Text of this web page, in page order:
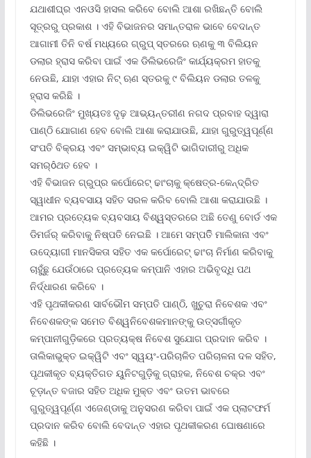
ଯଥାଶୀଘ୍ର ଏନଓସି ହାସଲ କରିବେ ବୋଲି ଆଶା ରଖିଛନ୍ତି ବୋଲି
ସୂତ୍ରରୁ ପ୍ରକାଶ । ଏହି ବିଭାଜନର ସମାନ୍ତରାଳ ଭାବେ ବେଦାନ୍ତ
ଆଗାମୀ ତିନି ବର୍ଷ ମଧ୍ୟରେ ଗ୍ରୁପ୍ ସ୍ତରରେ ଋଣକୁ ୩ ବିଲିୟନ
ଡଲାର ହ୍ରାସ କରିବା ପାଇଁ ଏକ ଡିଲିଭରେଜିଂ କାର୍ଯ୍ୟକ୍ରମ ହାତକୁ
ନେଉଛି, ଯାହା ଏହାର ନିଟ୍ ଋଣ ସ୍ତରକୁ ୯ ବିଲିୟନ ଡଲାର ତଳକୁ
ହ୍ରାସ କରିଛି ।
ଡିଲିଭରେଜିଂ ମୁଖ୍ୟତଃ ଦୃଢ଼ ଆଭ୍ୟନ୍ତରୀଣ ନଗଦ ପ୍ରବାହ ଦ୍ୱାରା
ପାଣ୍ଠି ଯୋଗାଣ ହେବ ବୋଲି ଆଶା କରାଯାଉଛି, ଯାହା ଗୁରୁତ୍ୱପୂର୍ଣ୍ଣ
ସଂପତି ବିକ୍ରୟ ଏବଂ ସମ୍ଭାବ୍ୟ ଇକ୍ୱିଟି ଭାଗିଦାରୀରୁ ଅଧିକ
ସମର୍ôଥତ ହେବ ।
ଏହି ବିଭାଜନ ଗ୍ରୁପ୍‌ର କର୍ପୋରେଟ୍ ଢାଂଚାକୁ କ୍ଷେତ୍ର-କେନ୍ଦ୍ରିତ
ସ୍ୱାଧୀନ ବ୍ୟବସାୟ ସହିତ ସରଳ କରିବ ବୋଲି ଆଶା କରାଯାଉଛି ।
ଆମର ପ୍ରତ୍ୟେକ ବ୍ୟବସାୟ ବିଶ୍ୱସ୍ତରରେ ଅଛି ତେଣୁ ବୋର୍ଡ ଏକ
ଡିମର୍ଜର୍ କରିବାକୁ ନିଷ୍ପତି ନେଇଛି । ଆମେ ସମ୍ପତିି ମାଲିକାନା ଏବଂ
ଉଦ୍ୟୋଗୀ ମାନସିକତା ସହିତ ଏକ କର୍ପୋରେଟ୍ ଢାଂଚା ନିର୍ମାଣ କରିବାକୁ
ଚାହୁଁଛୁ ଯେଉଁଠାରେ ପ୍ରତ୍ୟେକ କମ୍ପାନି ଏହାର ଅଭିବୃଦ୍ଧି ପଥ
ନିର୍ଦ୍ଧାରଣ କରିବେ ।
ଏହି ପୃଥକୀକରଣ ସାର୍ବଭୌମ ସମ୍ପତି ପାଣ୍ଠି, ଖୁଚୁରା ନିବେଶକ ଏବଂ
ନିବେଶକଙ୍କ ସମେତ ବିଶ୍ୱନିବେଶକମାନଙ୍କୁ ଉତ୍ସର୍ଗୀକୃତ
କମ୍ପାନୀଗୁଡ଼ିକରେ ପ୍ରତ୍ୟକ୍ଷ ନିବେଶ ସୁଯୋଗ ପ୍ରଦାନ କରିବ ।
ତାଲିକାଭୁକ୍ତ ଇକ୍ୱିଟି ଏବଂ ସ୍ୱୟଂ-ପରିଚାଳିତ ପରିଚାଳନା ଦଳ ସହିତ,
ପୃଥକୀକୃତ ବ୍ୟକ୍ତିଗତ ୟୁନିଟଗୁଡ଼ିକୁ ଗ୍ରାହକ, ନିବେଶ ଚକ୍ର ଏବଂ
ଚୂଡ଼ାନ୍ତ ବଜାର ସହିତ ଅଧିକ ମୁକ୍ତ ଏବଂ ଉତମ ଭାବରେ
ଗୁରୁତ୍ୱପୂର୍ଣ୍ଣ ଏଜେଣ୍ଡାକୁ ଅନୁସରଣ କରିବା ପାଇଁ ଏକ ପ୍ଲାଟଫର୍ମ
ପ୍ରଦାନ କରିବ ବୋଲି ବେଦାନ୍ତ ଏହାର ପୃଥକୀକରଣ ଘୋଷଣାରେ
କହିଛି ।